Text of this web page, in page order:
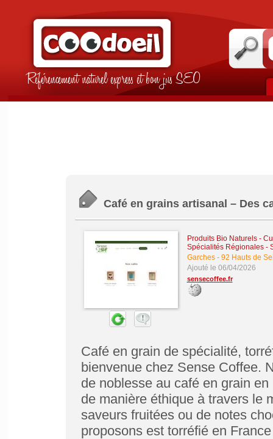
Référencement naturel express et bon jus SEO
Café en grains artisanal – Des
Produits Bio Naturels-
Spécialités Régionales-
Garches- 92 Hauts de
Ajouté le 06/04/2026
sensecoffee.fr
Café en grain de spécialité,
bienvenue chez Sense Coffee.
de noblesse au café en grain
de manière éthique à travers le
saveurs fruitées ou de notes
proposons est torréfié en